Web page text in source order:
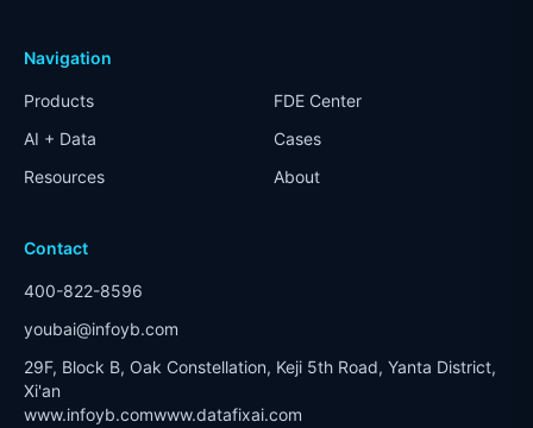
Navigation
Products
FDE Center
AI + Data
Cases
Resources
About
Contact
400-822-8596
youbai@infoyb.com
29F, Block B, Oak Constellation, Keji 5th Road, Yanta District,
Xi'an
www.infoyb.comwww.datafixai.com